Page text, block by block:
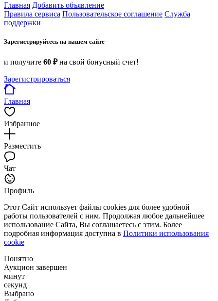
Главная Добавить объявление
Правила сервиса Пользовательское соглашение Служба
поддержки
Зарегистрируйтесь на нашем сайте
и получите 60 ₽на свой бонусный счет!
Зарегистрироваться
Главная
Избранное
Разместить
Чат
Профиль
Этот Сайт использует файлы cookies для более удобной
работы пользователей с ним. Продолжая любое дальнейшее
использование Сайта, Вы соглашаетесь с этим. Более
подробная информация доступна в Политики использования
cookie
Понятно
Аукцион завершен
минут
секунд
Выбрано